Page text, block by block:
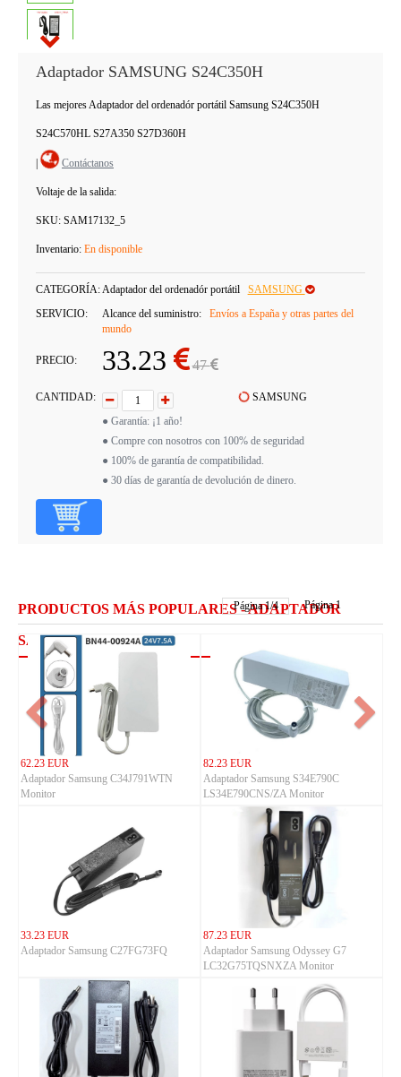
Adaptador SAMSUNG S24C350H
Las mejores Adaptador del ordenadór portátil Samsung S24C350H
S24C570HL S27A350 S27D360H
Contáctanos
Voltaje de la salida:
SKU: SAM17132_5
Inventario: En disponible
CATEGORÍA:Adaptador del ordenadór portátil
SAMSUNG
SERVICIO:
Alcance del suministro:
Envíos a España y otras partes del
mundo
PRECIO: 33.23 47
CANTIDAD:
SAMSUNG
● Garantía: ¡1 año!
● Compre con nosotros con 100% de seguridad
● 100% de garantía de compatibilidad.
● 30 días de garantía de devolución de dinero.
PRODUCTOS MÁS POPULARES - ADAPTADOR
SAMSUNG
Página1/4 Página 1
62.23 EUR
Adaptador Samsung C34J791WTN
Monitor
82.23 EUR
Adaptador Samsung S34E790C
LS34E790CNS/ZA Monitor
33.23 EUR
Adaptador Samsung C27FG73FQ
87.23 EUR
Adaptador Samsung Odyssey G7
LC32G75TQSNXZA Monitor